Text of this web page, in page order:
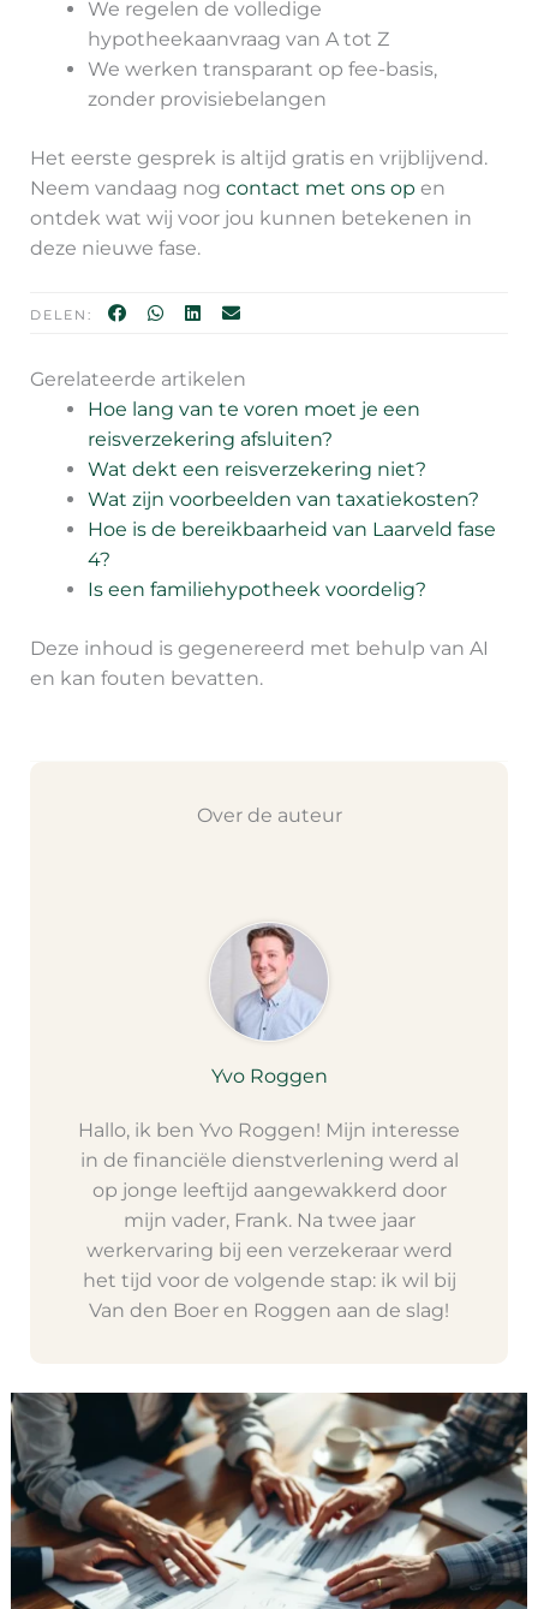
We regelen de volledige
hypotheekaanvraag van A tot Z
We werken transparant op fee-basis,
zonder provisiebelangen
Het eerste gesprek is altijd gratis en vrijblijvend.
Neem vandaag nog contact met ons op en
ontdek wat wij voor jou kunnen betekenen in
deze nieuwe fase.
DELEN:
Gerelateerde artikelen
Hoe lang van te voren moet je een
reisverzekering afsluiten?
Wat dekt een reisverzekering niet?
Wat zijn voorbeelden van taxatiekosten?
Hoe is de bereikbaarheid van Laarveld fase
4?
Is een familiehypotheek voordelig?
Deze inhoud is gegenereerd met behulp van AI
en kan fouten bevatten.
Over de auteur
Yvo Roggen
Hallo, ik ben Yvo Roggen! Mijn interesse
in de financiële dienstverlening werd al
op jonge leeftijd aangewakkerd door
mijn vader, Frank. Na twee jaar
werkervaring bij een verzekeraar werd
het tijd voor de volgende stap: ik wil bij
Van den Boer en Roggen aan de slag!